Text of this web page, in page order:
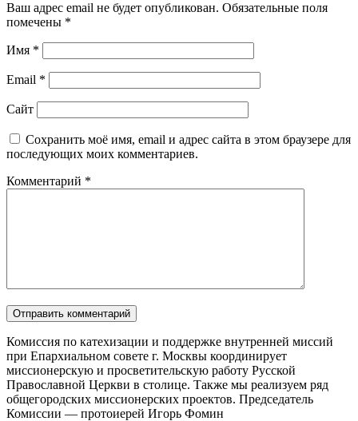
Ваш адрес email не будет опубликован. Обязательные поля
помечены *
Имя *
Email *
Сайт
Сохранить моё имя, email и адрес сайта в этом браузере для
последующих моих комментариев.
Комментарий *
Комиссия по катехизации и поддержке внутренней миссий
при Епархиальном совете г. Москвы координирует
миссионерскую и просветительскую работу Русской
Православной Церкви в столице. Также мы реализуем ряд
общегородских миссионерских проектов. Председатель
Комиссии — протоиерей Игорь Фомин